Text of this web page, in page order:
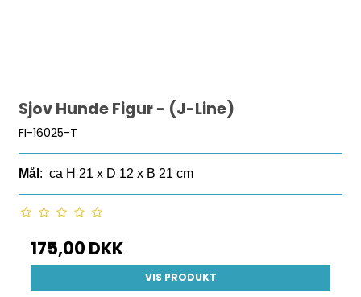
Sjov Hunde Figur - (J-Line)
FI-16025-T
Mål : ca H 21 x D 12 x B 21 cm
175,00 DKK
VIS PRODUKT